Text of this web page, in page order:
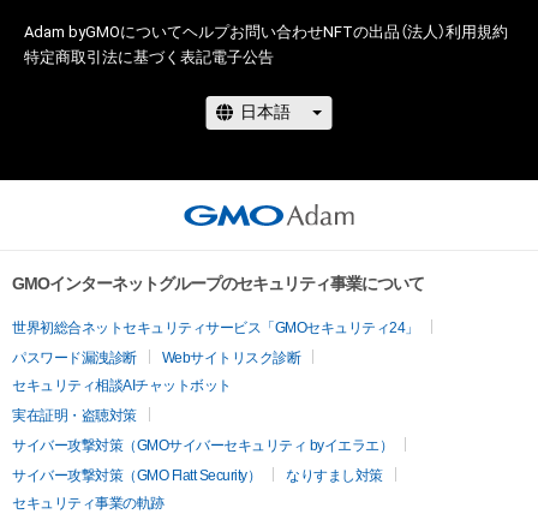
Adam byGMOについてヘルプお問い合わせNFTの出品（法人）利用規約
特定商取引法に基づく表記電子公告
GMOインターネットグループのセキュリティ事業について
世界初総合ネットセキュリティサービス「GMOセキュリティ24」
パスワード漏洩診断
Webサイトリスク診断
セキュリティ相談AIチャットボット
実在証明・盗聴対策
サイバー攻撃対策（GMOサイバーセキュリティ byイエラエ）
サイバー攻撃対策（GMO Flatt Security）
なりすまし対策
セキュリティ事業の軌跡